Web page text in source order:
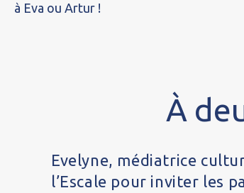
à Eva ou Artur !
À
Evelyne, médiatrice
l’Escale pour inviter les